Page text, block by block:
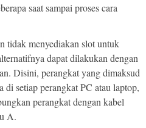
saat sampai proses cara
tidak menyediakan slot untuk
dapat dilakukan dengan
Disini, perangkat yang dimaksud
di setiap perangkat PC atau laptop,
perangkat dengan kabel
A.